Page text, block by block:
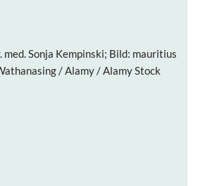
Sonja Kempinski; Bild: mauritius
/ Alamy / Alamy Stock